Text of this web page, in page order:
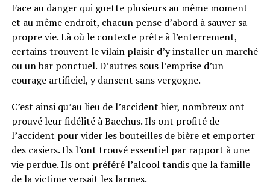
Face au danger qui guette plusieurs au même moment
et au même endroit, chacun pense d’abord à sauver sa
propre vie. Là où le contexte prête à l’enterrement,
certains trouvent le vilain plaisir d’y installer un marché
ou un bar ponctuel. D’autres sous l’emprise d’un
courage artificiel, y dansent sans vergogne.
C’est ainsi qu’au lieu de l’accident hier, nombreux ont
prouvé leur fidélité à Bacchus. Ils ont profité de
l’accident pour vider les bouteilles de bière et emporter
des casiers. Ils l’ont trouvé essentiel par rapport à une
vie perdue. Ils ont préféré l’alcool tandis que la famille
de la victime versait les larmes.